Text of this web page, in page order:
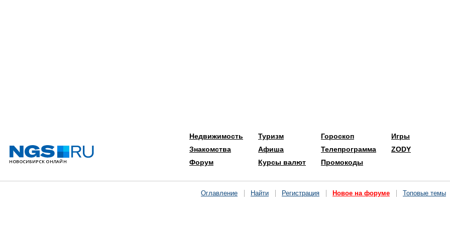
Недвижимость
Знакомства
Форум
Туризм
Афиша
Курсы валют
Гороскоп
Телепрограмма
Промокоды
Игры
ZODY
Оглавление Найти Регистрация Новое на форуме Топовые темы